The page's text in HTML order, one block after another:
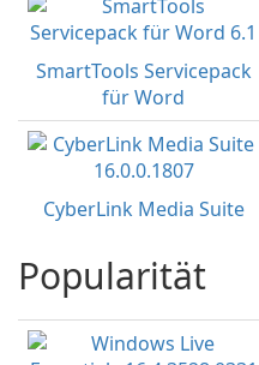
SmartTools Servicepack
für Word
CyberLink Media Suite
Popularität